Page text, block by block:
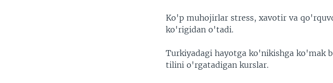
Ko'p muhojirlar stress, xavotir va
ko'rigidan o'tadi.
Turkiyadagi hayotga ko'nikishga ko'mak
tilini o'rgatadigan kurslar.